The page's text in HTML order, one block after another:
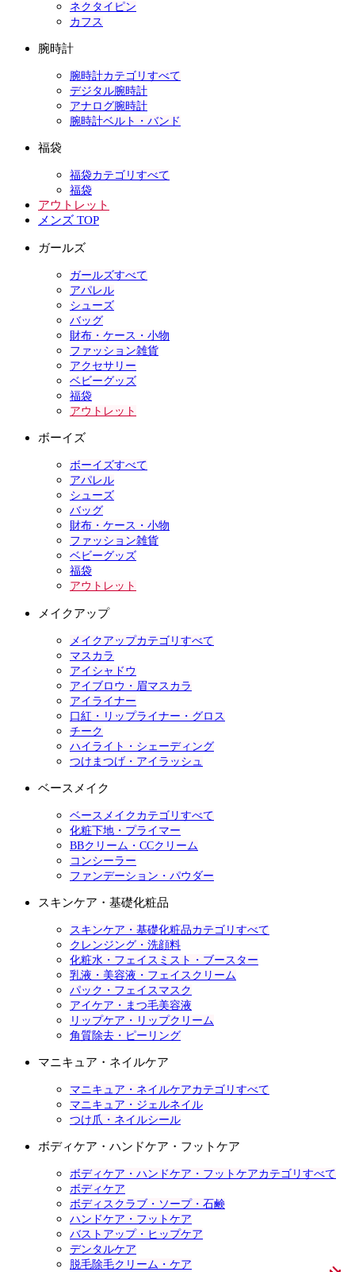
ネクタイピン
カフス
腕時計
腕時計カテゴリすべて
デジタル腕時計
アナログ腕時計
腕時計ベルト・バンド
福袋
福袋カテゴリすべて
福袋
アウトレット
メンズ TOP
ガールズ
ガールズすべて
アパレル
シューズ
バッグ
財布・ケース・小物
ファッション雑貨
アクセサリー
ベビーグッズ
福袋
アウトレット
ボーイズ
ボーイズすべて
アパレル
シューズ
バッグ
財布・ケース・小物
ファッション雑貨
ベビーグッズ
福袋
アウトレット
メイクアップ
メイクアップカテゴリすべて
マスカラ
アイシャドウ
アイブロウ・眉マスカラ
アイライナー
口紅・リップライナー・グロス
チーク
ハイライト・シェーディング
つけまつげ・アイラッシュ
ベースメイク
ベースメイクカテゴリすべて
化粧下地・プライマー
BBクリーム・CCクリーム
コンシーラー
ファンデーション・パウダー
スキンケア・基礎化粧品
スキンケア・基礎化粧品カテゴリすべて
クレンジング・洗顔料
化粧水・フェイスミスト・ブースター
乳液・美容液・フェイスクリーム
パック・フェイスマスク
アイケア・まつ毛美容液
リップケア・リップクリーム
角質除去・ピーリング
マニキュア・ネイルケア
マニキュア・ネイルケアカテゴリすべて
マニキュア・ジェルネイル
つけ爪・ネイルシール
ボディケア・ハンドケア・フットケア
ボディケア・ハンドケア・フットケアカテゴリすべて
ボディケア
ボディスクラブ・ソープ・石鹸
ハンドケア・フットケア
バストアップ・ヒップケア
デンタルケア
脱毛除毛クリーム・ケア